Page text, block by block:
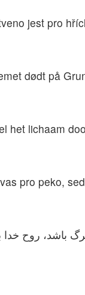
jest pro
dødt på
het lichaam
pro peko,
باشد، روح